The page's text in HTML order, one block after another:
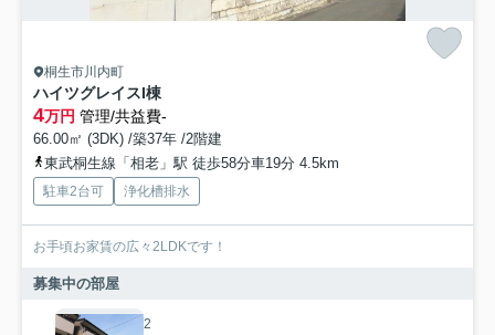
桐生市川内町
ハイツグレイスI棟
4万円 管理/共益費-
66.00㎡ (3DK) /築37年 /2階建
東武桐生線「相老」駅 徒歩58分車19分 4.5km
駐車2台可 浄化槽排水
お手頃お家賃の広々2LDKです！
募集中の部屋
2